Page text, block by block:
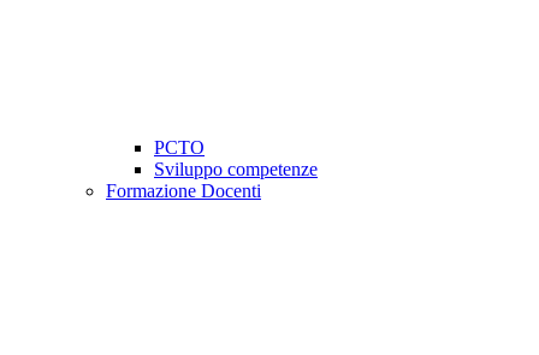
PCTO
Sviluppo competenze
Formazione Docenti